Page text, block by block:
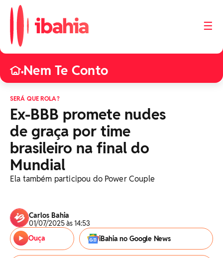
☰
•Nem Te Conto
SERÁ QUE ROLA?
Ex-BBB promete nudes
de graça por time
brasileiro na final do
Mundial
Ela também participou do Power Couple
Carlos Bahia
01/07/2025 às 14:53
Ouça
iBahia no Google News